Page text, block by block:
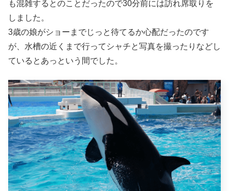
も混雑するとのことだったので30分前には訪れ席取りを
しました。
3歳の娘がショーまでじっと待てるか心配だったのです
が、水槽の近くまで行ってシャチと写真を撮ったりなどし
ているとあっという間でした。